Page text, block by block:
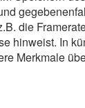
die
hinweist. In
Merkmale